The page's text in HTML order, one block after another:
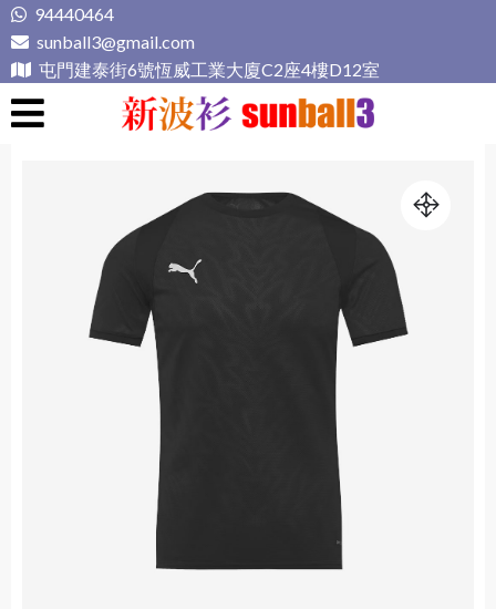
Skip
to
content
94440464
sunball3@gmail.com
屯門建泰街6號恆威工業大廈C2座4樓D12室